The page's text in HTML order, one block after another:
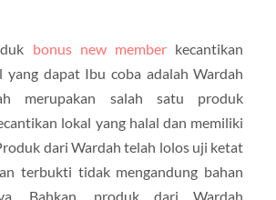
bonus new member kecantikan
dapat Ibu coba adalah Wardah
merupakan salah satu produk
lokal yang halal dan memiliki
dari Wardah telah lolos uji ketat
terbukti tidak mengandung bahan
Bahkan, produk dari Wardah